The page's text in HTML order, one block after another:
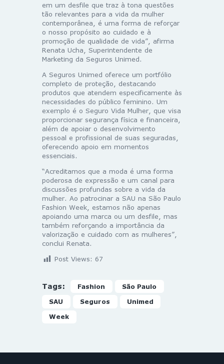
em um desfile que traz à tona questões
tão relevantes para a vida da mulher
contemporânea, é uma forma de reforçar
o nosso propósito ao cuidado e à
promoção de qualidade de vida”, afirma
Renata Ucha, Superintendente de
Marketing da Seguros Unimed.
A Seguros Unimed oferece um portfólio
completo de proteção, destacando
produtos que atendem especificamente às
necessidades do público feminino. Um
exemplo é o Seguro Vida Mulher, que visa
proporcionar segurança física e financeira,
além de apoiar o desenvolvimento
pessoal e profissional de suas seguradas,
oferecendo apoio em momentos
essenciais.
“Acreditamos que a moda é uma forma
poderosa de expressão e um canal para
discussões profundas sobre a vida da
mulher. Ao patrocinar a SAU na São Paulo
Fashion Week, estamos não apenas
apoiando uma marca ou um desfile, mas
também reforçando a importância da
valorização e cuidado com as mulheres”,
conclui Renata.
Post Views: 67
Tags: Fashion São Paulo
SAU Seguros Unimed
Week